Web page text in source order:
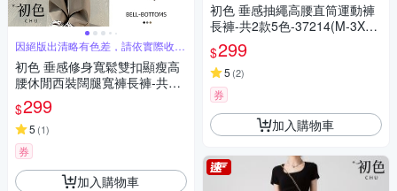
因絕版出清略有色差，請依實際收到
商品為主
初色 垂感修身寬鬆雙扣顯瘦高
腰休閒西裝闊腿寬褲長褲-共2
款3色-31619(M-2XL可選)
$299
5 (1)
券
加入購物車
初色 垂感抽繩高腰直筒運動褲
長褲-共2款5色-37214(M-3XL
可選)
$299
5 (2)
券
加入購物車